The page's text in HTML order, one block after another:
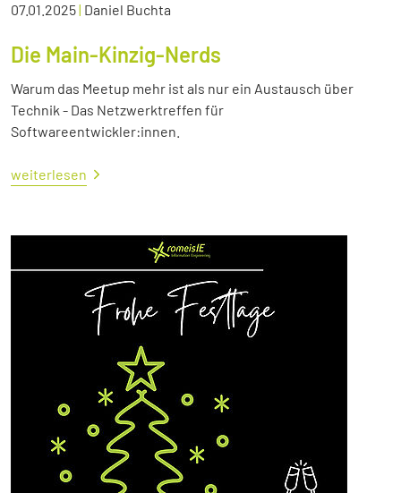
07.01.2025| Daniel Buchta
Die Main-Kinzig-Nerds
Warum das Meetup mehr ist als nur ein Austausch über
Technik - Das Netzwerktreffen für
Softwareentwickler:innen.
weiterlesen